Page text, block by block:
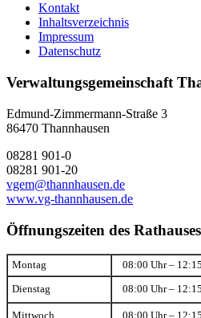
Kontakt
Inhaltsverzeichnis
Impressum
Datenschutz
Verwaltungsgemeinschaft
Edmund-Zimmermann-Straße 3
86470 Thannhausen
08281 901-0
08281 901-20
vgem@thannhausen.de
www.vg-thannhausen.de
Öffnungszeiten des Rathauses
Montag 08:00 Uhr –
Dienstag 08:00 Uhr –